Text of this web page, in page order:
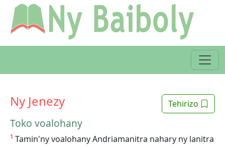
Tehirizo
Ny Jenezy
Toko voalohany
1 Tamin'ny voalohany Andriamanitra nahary ny lanitra